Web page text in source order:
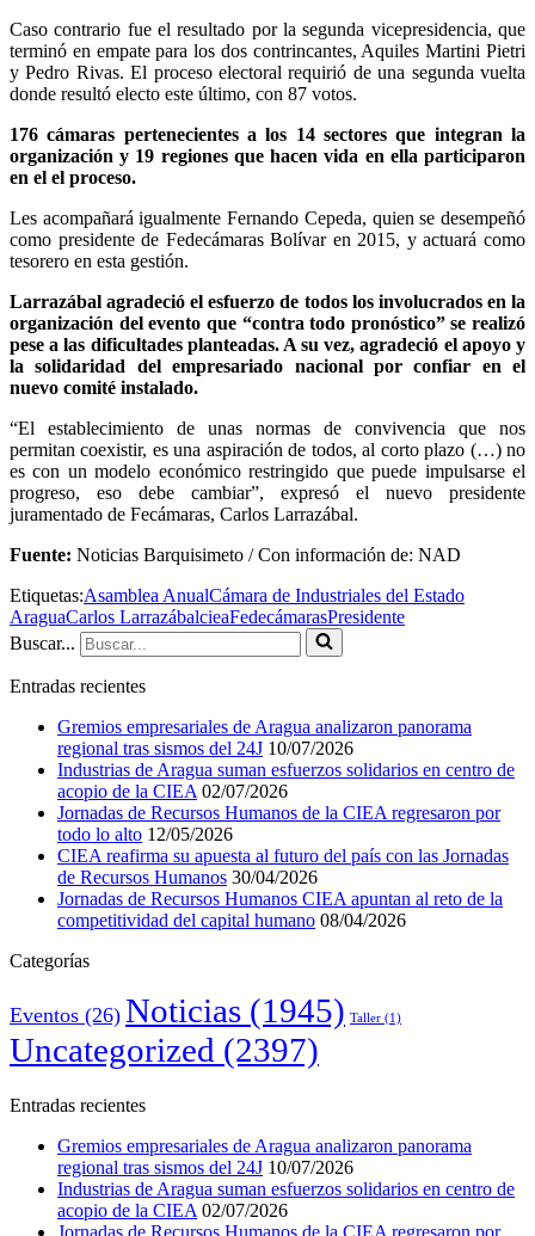
Caso contrario fue el resultado por la segunda vicepresidencia, que
terminó en empate para los dos contrincantes, Aquiles Martini Pietri
y Pedro Rivas. El proceso electoral requirió de una segunda vuelta
donde resultó electo este último, con 87 votos.
176 cámaras pertenecientes a los 14 sectores que integran la
organización y 19 regiones que hacen vida en ella participaron
en el el proceso.
Les acompañará igualmente Fernando Cepeda, quien se desempeñó
como presidente de Fedecámaras Bolívar en 2015, y actuará como
tesorero en esta gestión.
Larrazábal agradeció el esfuerzo de todos los involucrados en la
organización del evento que “contra todo pronóstico” se realizó
pese a las dificultades planteadas. A su vez, agradeció el apoyo y
la solidaridad del empresariado nacional por confiar en el
nuevo comité instalado.
“El establecimiento de unas normas de convivencia que nos
permitan coexistir, es una aspiración de todos, al corto plazo (…) no
es con un modelo económico restringido que puede impulsarse el
progreso, eso debe cambiar”, expresó el nuevo presidente
juramentado de Fecámaras, Carlos Larrazábal.
Fuente: Noticias Barquisimeto / Con información de: NAD
Etiquetas:Asamblea AnualCámara de Industriales del Estado
AraguaCarlos LarrazábalcieaFedecámarasPresidente
Buscar...
Entradas recientes
Gremios empresariales de Aragua analizaron panorama
regional tras sismos del 24J 10/07/2026
Industrias de Aragua suman esfuerzos solidarios en centro de
acopio de la CIEA 02/07/2026
Jornadas de Recursos Humanos de la CIEA regresaron por
todo lo alto 12/05/2026
CIEA reafirma su apuesta al futuro del país con las Jornadas
de Recursos Humanos 30/04/2026
Jornadas de Recursos Humanos CIEA apuntan al reto de la
competitividad del capital humano 08/04/2026
Categorías
Eventos (26) Noticias (1945) Taller (1)
Uncategorized (2397)
Entradas recientes
Gremios empresariales de Aragua analizaron panorama
regional tras sismos del 24J 10/07/2026
Industrias de Aragua suman esfuerzos solidarios en centro de
acopio de la CIEA 02/07/2026
Jornadas de Recursos Humanos de la CIEA regresaron por